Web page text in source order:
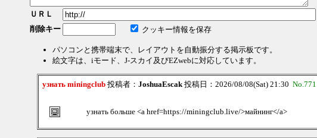
ＵＲＬ
削除キー
クッキー情報を保存
パソコンと携帯端末で、レイアウトを自動振分する掲示板です。
絵文字は、iモード、J-スカイ及びEZwebに対応しています。
узнать miningclub投稿者： JoshuaEscak投稿日：2026/08/08(Sat) 21:30 No.771
узнать больше <a href=https://miningclub.live/>майнинг</a>